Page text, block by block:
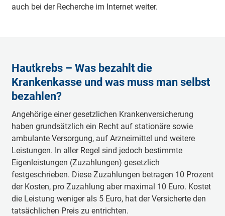
auch bei der Recherche im Internet weiter.
Hautkrebs – Was bezahlt die
Krankenkasse und was muss man selbst
bezahlen?
Angehörige einer gesetzlichen Krankenversicherung
haben grundsätzlich ein Recht auf stationäre sowie
ambulante Versorgung, auf Arzneimittel und weitere
Leistungen. In aller Regel sind jedoch bestimmte
Eigenleistungen (Zuzahlungen) gesetzlich
festgeschrieben. Diese Zuzahlungen betragen 10 Prozent
der Kosten, pro Zuzahlung aber maximal 10 Euro. Kostet
die Leistung weniger als 5 Euro, hat der Versicherte den
tatsächlichen Preis zu entrichten.